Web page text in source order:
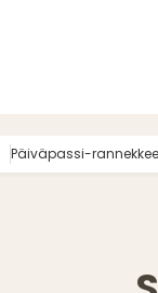
Päiväpassi-